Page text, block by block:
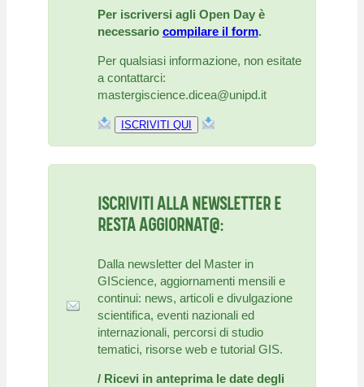
Per iscriversi agli Open Day è
necessario compilare il form.
Per qualsiasi informazione, non esitate
a contattarci:
mastergiscience.dicea@unipd.it
ISCRIVITI QUI
ISCRIVITI ALLA NEWSLETTER E
RESTA AGGIORNAT@:
Dalla newsletter del Master in
GIScience, aggiornamenti mensili e
continui: news, articoli e divulgazione
scientifica, eventi nazionali ed
internazionali, percorsi di studio
tematici, risorse web e tutorial GIS.
/ Ricevi in anteprima le date degli